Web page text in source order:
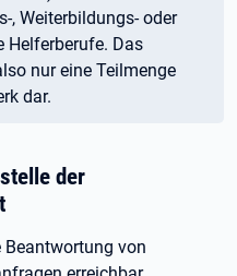
, Weiterbildungs- oder
Helferberufe. Das
nur eine Teilmenge
dar.
der
von